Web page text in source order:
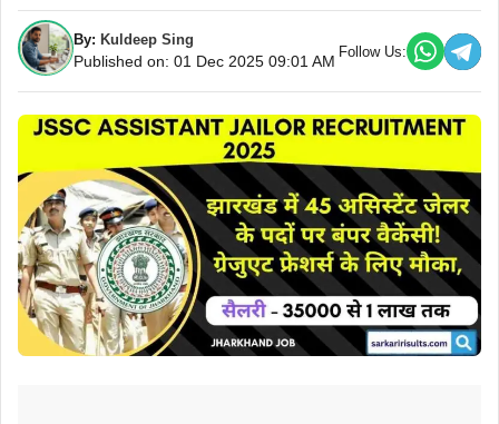
By: Kuldeep Sing
Published on: 01 Dec 2025 09:01 AM
Follow Us: